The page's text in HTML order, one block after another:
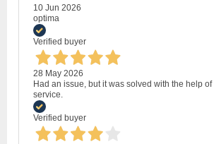
10 Jun 2026
optima
Verified buyer
28 May 2026
Had an issue, but it was solved with the help
service.
Verified buyer